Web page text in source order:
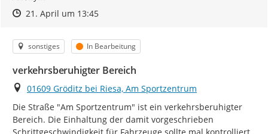
Zeitpunkt des Erstellens
Zeitpunkt des Erstellens
21. April um 13:45Zur Äußerung
Kategorie
sonstiges Status
In Bearbeitung
verkehrsberuhigter Bereich
Ort
01609 Gröditz bei Riesa, Am Sportzentrum
Die Straße "Am Sportzentrum" ist ein verkehrsberuhigter
Bereich. Die Einhaltung der damit vorgeschrieben